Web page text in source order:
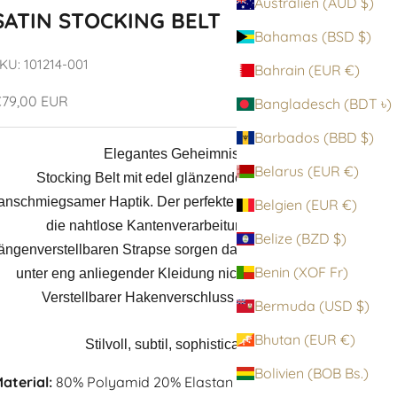
Bahamas (BSD $)
Bahrain (EUR €)
Bangladesch (BDT ৳)
Barbados (BBD $)
Belarus (EUR €)
Belgien (EUR €)
Belize (BZD $)
Benin (XOF Fr)
Bermuda (USD $)
Bhutan (EUR €)
Bolivien (BOB Bs.)
STOCKING BELT
101214-001
EUR
Elegantes Geheimnis:
Stocking Belt mit edel glänzender Optik und
Haptik. Der perfekte Sitz auf der Hüfte,
die nahtlose Kantenverarbeitung und die
Strapse sorgen dafür, dass sich auch
unter eng anliegender Kleidung nichts abzeichnet.
Verstellbarer Hakenverschluss im Rücken
Stilvoll, subtil, sophisticated.
80% Polyamid 20% Elastan